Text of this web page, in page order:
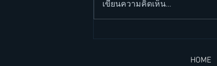
วิธีเขียน email ภาษาอังกฤษ
เขียนความคิดเห็น…
HOME